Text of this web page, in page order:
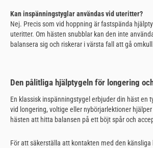
Kan inspänningstyglar användas vid uteritter?
Nej. Precis som vid hoppning är fastspända
uteritter. Om hästen snubblar kan den inte
balansera sig och riskerar i värsta fall att gå
Den pålitliga hjälptygeln för longering
En klassisk inspänningstygel erbjuder din häst en
vid longering, voltige eller nybörjarlektioner hjälper
hästen att hitta balansen på ett böjt spår och
För att säkerställa att kontakten med den